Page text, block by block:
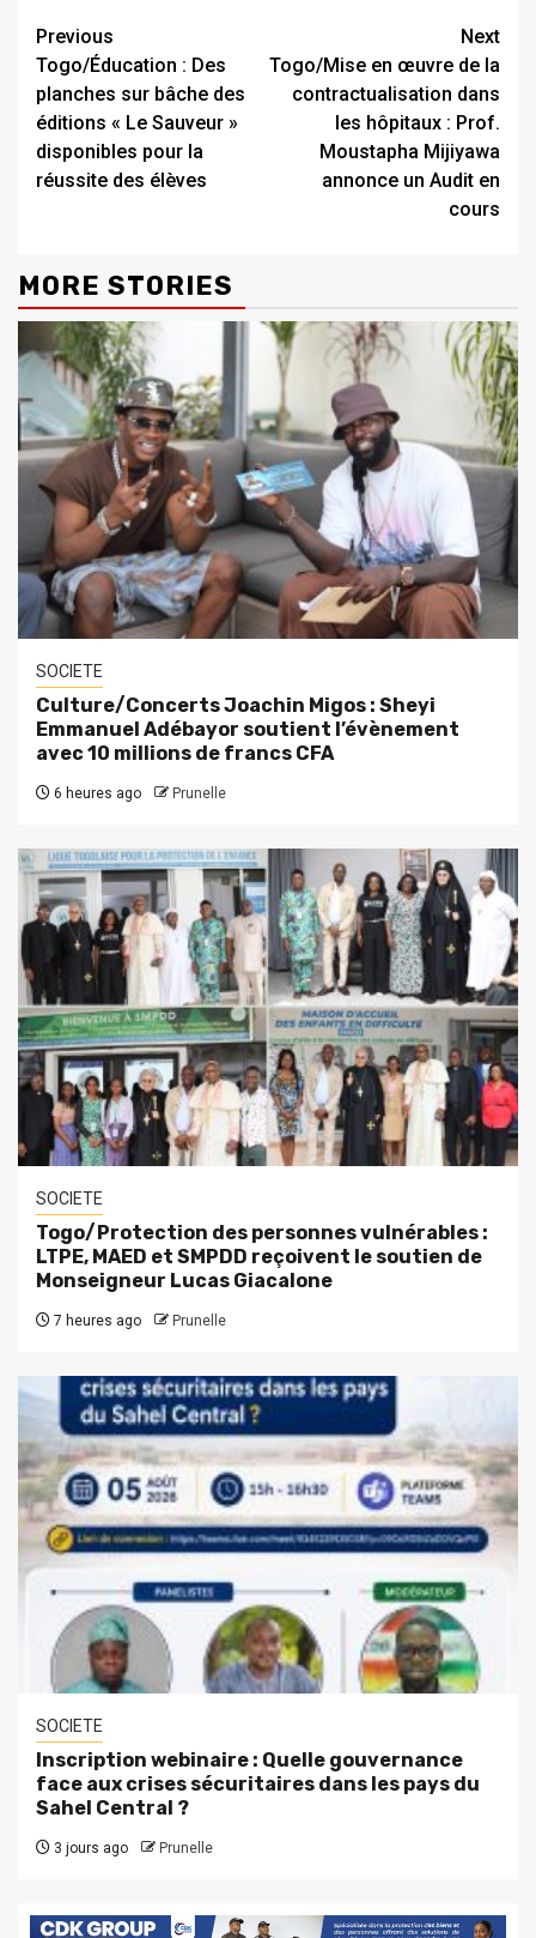
Continue
Reading
Previous
Togo/Éducation : Des
planches sur bâche des
éditions « Le Sauveur »
disponibles pour la
réussite des élèves
Next
Togo/Mise en œuvre de la
contractualisation dans
les hôpitaux : Prof.
Moustapha Mijiyawa
annonce un Audit en
cours
MORE STORIES
SOCIETE
Culture/Concerts Joachin Migos : Sheyi
Emmanuel Adébayor soutient l’évènement
avec 10 millions de francs CFA
6 heures ago Prunelle
SOCIETE
Togo/Protection des personnes vulnérables :
LTPE, MAED et SMPDD reçoivent le soutien de
Monseigneur Lucas Giacalone
7 heures ago Prunelle
SOCIETE
Inscription webinaire : Quelle gouvernance
face aux crises sécuritaires dans les pays du
Sahel Central ?
3 jours ago Prunelle